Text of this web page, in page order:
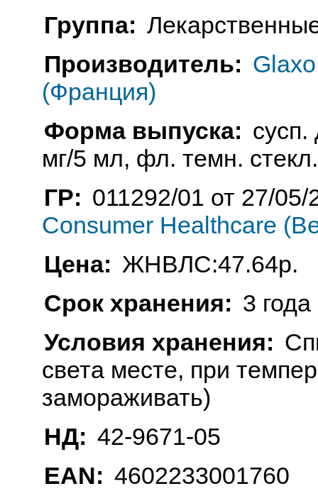
Группа:
Производитель:
(Франция)
Форма выпуска: сусп.
мг/5 мл, фл. темн.
ГР: 011292/01 от 27/
Consumer Healthcare
Цена: ЖНВЛС:47.64р.
Срок хранения: 3 года
Условия хранения:
света месте, при
замораживать)
НД: 42-9671-05
EAN: 4602233001760